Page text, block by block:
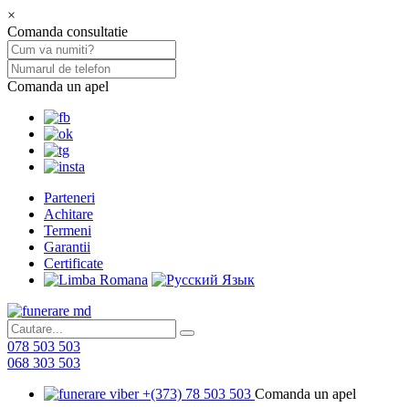
×
Comanda consultatie
Comanda un apel
Parteneri
Achitare
Termeni
Garantii
Certificate
078 503 503
068 303 503
+(373) 78 503 503 Comanda un apel